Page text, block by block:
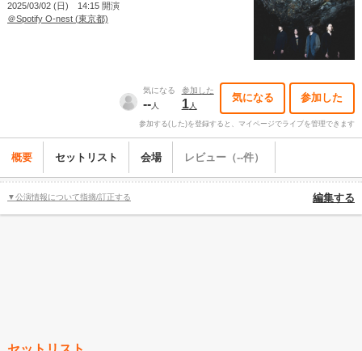
2025/03/02 (日) 14:15 開演
＠Spotify O-nest (東京都)
気になる
--人
参加した
1人
気になる 参加した
参加する(した)を登録すると、マイページでライブを管理できます
概要 セットリスト 会場 レビュー（--件）
▼公演情報について指摘/訂正する 編集する